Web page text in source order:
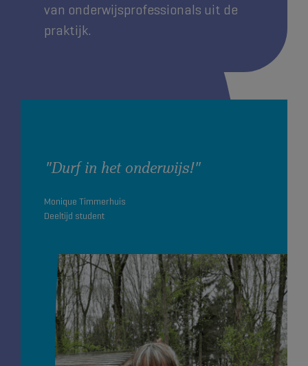
van onderwijsprofessionals uit de
praktijk.
"Durf in het onderwijs!"
Monique Timmerhuis
Deeltijd student